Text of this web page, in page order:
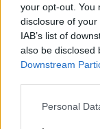
your opt-out. You
disclosure of
IAB’s list of
also be disclosed
Downstream
Please note that
Personal
ήττα
Ο
να